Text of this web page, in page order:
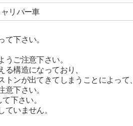
リパー車
下さい。
ご注意下さい。
構造になっており、
ンが出てきてしまうことによって、
下さい。
下さい。
いません。